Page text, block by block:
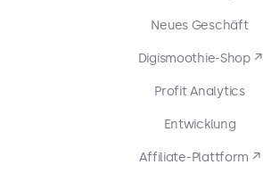
Neues Geschäft
Digismoothie-Shop ↗
Profit Analytics
Entwicklung
Affiliate-Plattform ↗